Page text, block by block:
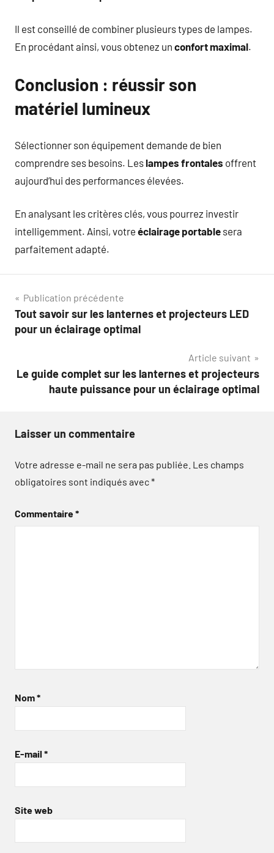
Il est conseillé de combiner plusieurs types de lampes.
En procédant ainsi, vous obtenez un confort maximal.
Conclusion : réussir son
matériel lumineux
Sélectionner son équipement demande de bien
comprendre ses besoins. Leslampes frontales offrent
aujourd’hui des performances élevées.
En analysant les critères clés, vous pourrez investir
intelligemment. Ainsi, votre éclairage portable sera
parfaitement adapté.
Navigation
de
Publication précédente
Tout savoir sur les lanternes et projecteurs LED
pour un éclairage optimal
Article suivant
Le guide complet sur les lanternes et projecteurs
haute puissance pour un éclairage optimal
Laisser un commentaire
Votre adresse e-mail ne sera pas publiée. Les champs
obligatoires sont indiqués avec*
Commentaire*
Nom*
E-mail *
Site web